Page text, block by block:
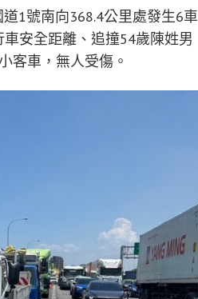
1號南向368.4公里處發生6車
安全距離、追撞54歲陳姓男
客車，無人受傷。